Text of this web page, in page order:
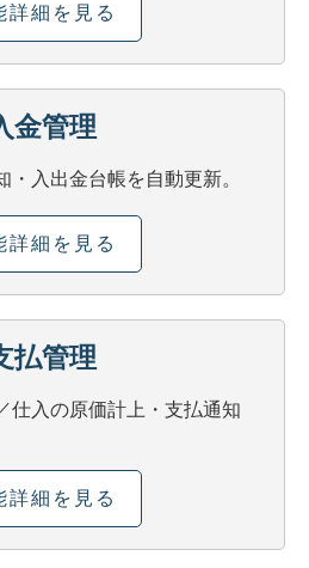
詳細を見る
金管理
・入出金台帳を自動更新。
詳細を見る
払管理
仕入の原価計上・支払通知
詳細を見る